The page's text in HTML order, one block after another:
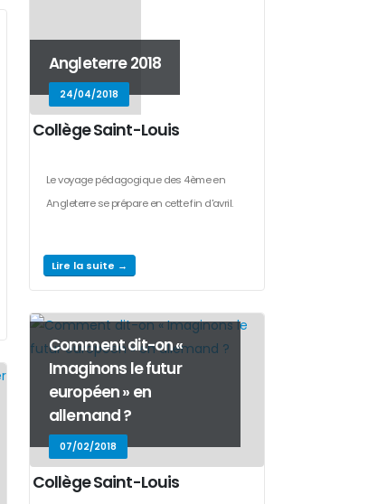
Angleterre 2018
24/04/2018
Collège Saint-Louis
Le voyage pédagogique des 4ème en
Angleterre se prépare en cette fin d'avril.
Lire la suite →
Comment dit-on «
Imaginons le futur
européen » en
allemand ?
07/02/2018
Collège Saint-Louis